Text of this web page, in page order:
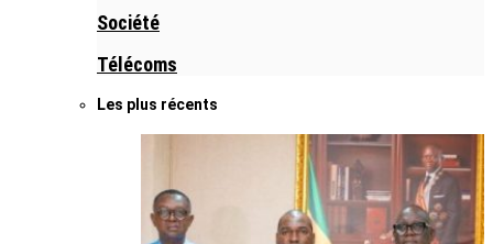
Société
Télécoms
Les plus récents